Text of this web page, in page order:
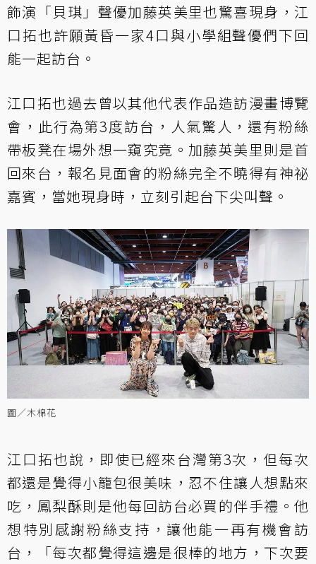
飾演「貝琪」聲優加藤英美里也驚喜現身，江
口拓也許願黃昏一家4口與小學組聲優們下回
能一起訪台。
江口拓也過去曾以其他代表作品造訪漫畫博覽
會，此行為第3度訪台，人氣驚人，還有粉絲
帶板凳在場外想一窺究竟。加藤英美里則是首
回來台，報名見面會的粉絲完全不曉得有神祕
嘉賓，當她現身時，立刻引起台下尖叫聲。
圖／木棉花
江口拓也說，即使已經來台灣第3次，但每次
都還是覺得小籠包很美味，忍不住讓人想點來
吃，鳳梨酥則是他每回訪台必買的伴手禮。他
想特別感謝粉絲支持，讓他能一再有機會訪
台，「每次都覺得這邊是很棒的地方，下次要